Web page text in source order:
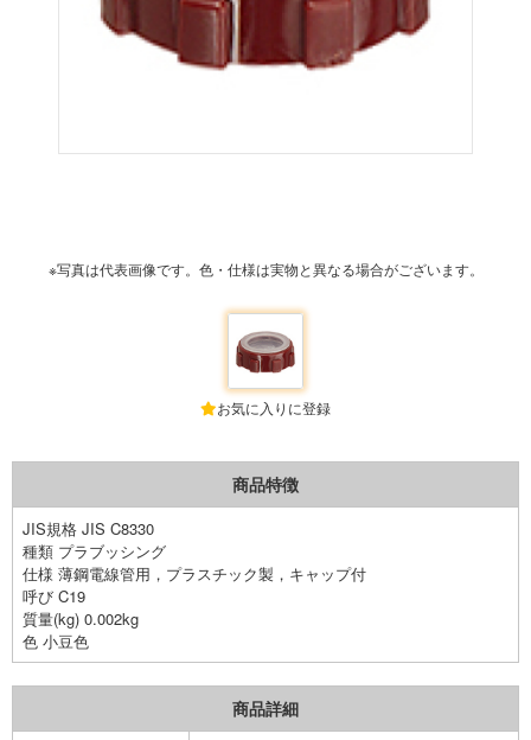
※写真は代表画像です。色・仕様は実物と異なる場合がございます。
お気に入りに登録
商品特徴
JIS規格 JIS C8330
種類 プラブッシング
仕様 薄鋼電線管用，プラスチック製，キャップ付
呼び C19
質量(kg) 0.002kg
色 小豆色
商品詳細